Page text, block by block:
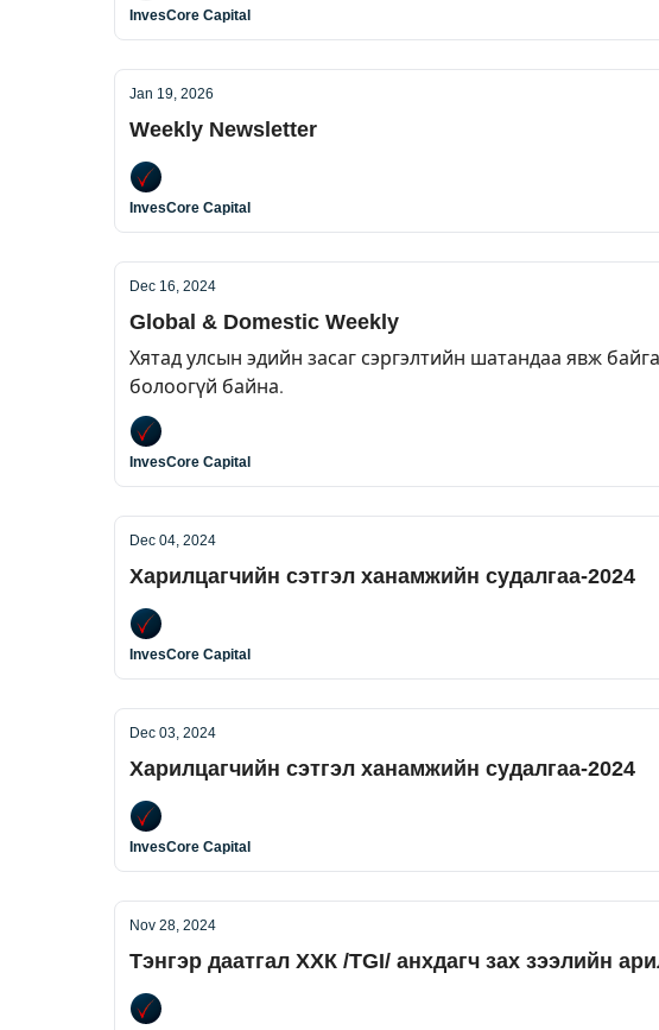
InvesCore Capital
Jan 19, 2026
Weekly Newsletter
InvesCore Capital
Dec 16, 2024
Global & Domestic Weekly
Хятад улсын эдийн засаг сэргэлтийн шатандаа явж
болоогүй байна.
InvesCore Capital
Dec 04, 2024
Харилцагчийн сэтгэл ханамжийн судалгаа-2024
InvesCore Capital
Dec 03, 2024
Харилцагчийн сэтгэл ханамжийн судалгаа-2024
InvesCore Capital
Nov 28, 2024
Тэнгэр даатгал ХХК /TGI/ анхдагч зах зээлийн